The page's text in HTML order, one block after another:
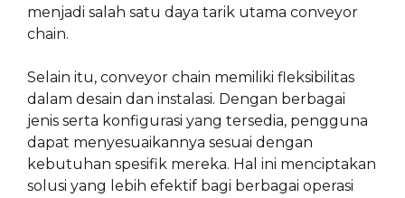
menjadi salah satu daya tarik utama conveyor
chain.
Selain itu, conveyor chain memiliki fleksibilitas
dalam desain dan instalasi. Dengan berbagai
jenis serta konfigurasi yang tersedia, pengguna
dapat menyesuaikannya sesuai dengan
kebutuhan spesifik mereka. Hal ini menciptakan
solusi yang lebih efektif bagi berbagai operasi